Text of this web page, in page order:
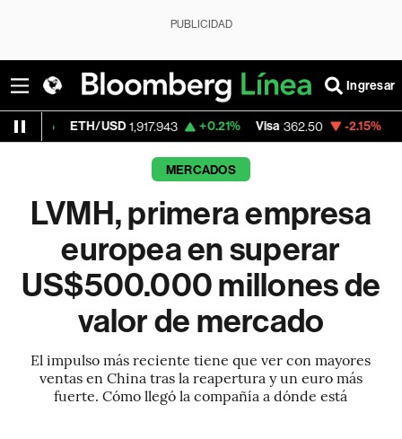
PUBLICIDAD
Ingresar
1,917.943 +0.21% Visa 362.50 -2.15% MercadoLibre
MERCADOS
LVMH, primera empresa
europea en superar
US$500.000 millones de
valor de mercado
El impulso más reciente tiene que ver con mayores
ventas en China tras la reapertura y un euro más
fuerte. Cómo llegó la compañía a dónde está